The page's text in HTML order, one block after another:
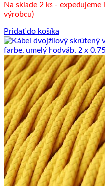
Na sklade 2 ks -
výrobcu)
Pridať do košíka